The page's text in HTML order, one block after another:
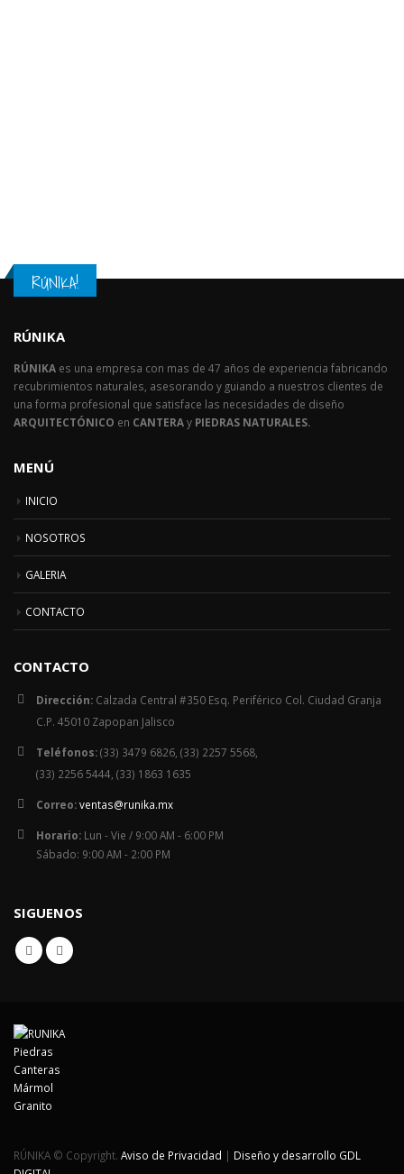
RÚNIKA!
RÚNIKA
RÚNIKA es una empresa con mas de 47 años de experiencia fabricando
recubrimientos naturales, asesorando y guiando a nuestros clientes de
una forma profesional que satisface las necesidades de diseño
ARQUITECTÓNICO en CANTERAy PIEDRAS NATURALES.
MENÚ
INICIO
NOSOTROS
GALERIA
CONTACTO
CONTACTO
Dirección: Calzada Central #350 Esq. Periférico Col. Ciudad Granja
C.P. 45010 Zapopan Jalisco
Teléfonos:(33) 3479 6826, (33) 2257 5568,
(33) 2256 5444, (33) 1863 1635
Correo:ventas@runika.mx
Horario: Lun - Vie / 9:00 AM - 6:00 PM
Sábado: 9:00 AM - 2:00 PM
SIGUENOS
RÚNIKA © Copyright. Aviso de Privacidad | Diseño y desarrollo GDL